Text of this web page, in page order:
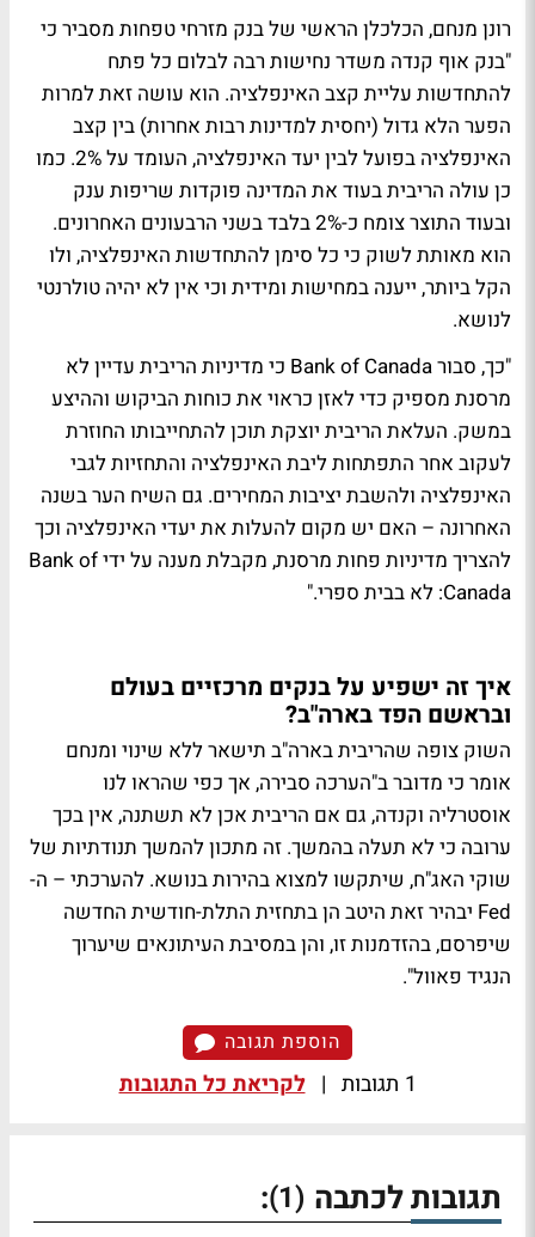
רונן מנחם, הכלכלן הראשי של בנק מזרחי טפחות מסביר כי
"בנק אוף קנדה משדר נחישות רבה לבלום כל פתח
להתחדשות עליית קצב האינפלציה. הוא עושה זאת למרות
הפער הלא גדול (יחסית למדינות רבות אחרות) בין קצב
האינפלציה בפועל לבין יעד האינפלציה, העומד על 2%. כמו
כן עולה הריבית בעוד את המדינה פוקדות שריפות ענק
ובעוד התוצר צומח כ-2% בלבד בשני הרבעונים האחרונים.
הוא מאותת לשוק כי כל סימן להתחדשות האינפלציה, ולו
הקל ביותר, ייענה במחישות ומידית וכי אין לא יהיה טולרנטי
לנושא.
"כך, סבור Bank of Canada כי מדיניות הריבית עדיין לא
מרסנת מספיק כדי לאזן כראוי את כוחות הביקוש וההיצע
במשק. העלאת הריבית יוצקת תוכן להתחייבותו החוזרת
לעקוב אחר התפתחות ליבת האינפלציה והתחזיות לגבי
האינפלציה ולהשבת יציבות המחירים. גם השיח הער בשנה
האחרונה – האם יש מקום להעלות את יעדי האינפלציה וכך
להצריך מדיניות פחות מרסנת, מקבלת מענה על ידי Bank of
Canada: לא בבית ספרי."
איך זה ישפיע על בנקים מרכזיים בעולם
ובראשם הפד בארה"ב?
השוק צופה שהריבית בארה"ב תישאר ללא שינוי ומנחם
אומר כי מדובר ב"הערכה סבירה, אך כפי שהראו לנו
אוסטרליה וקנדה, גם אם הריבית אכן לא תשתנה, אין בכך
ערובה כי לא תעלה בהמשך. זה מתכון להמשך תנודתיות של
שוקי האג"ח, שיתקשו למצוא בהירות בנושא. להערכתי – ה-
Fed יבהיר זאת היטב הן בתחזית התלת-חודשית החדשה
שיפרסם, בהזדמנות זו, והן במסיבת העיתונאים שיערוך
הנגיד פאוול".
הוספת תגובה
1 תגובות | לקריאת כל התגובות
תגובות לכתבה (1)
: